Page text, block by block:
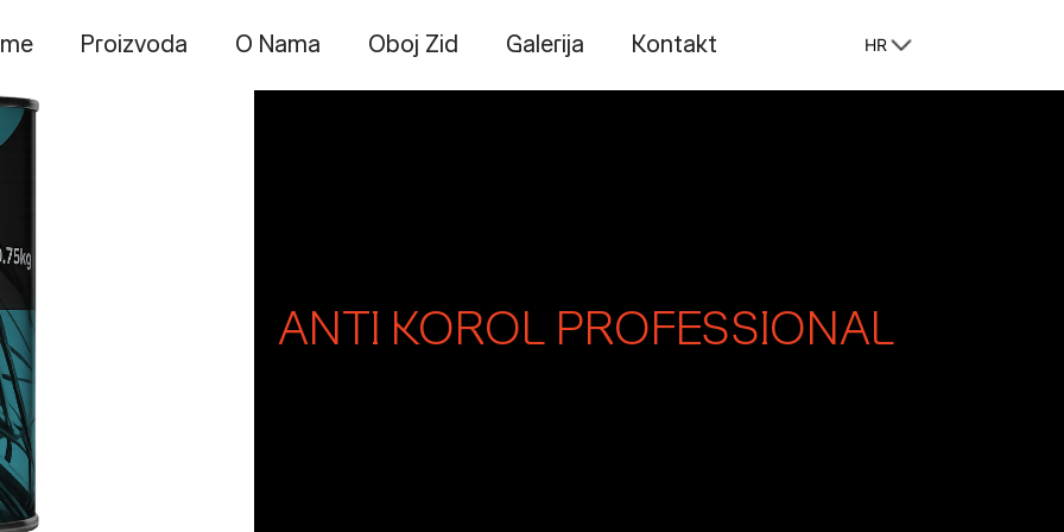
Proizvoda O Nama Oboj Zid Galerija Kontakt HR
ANTI KOROL PROFESSIONAL